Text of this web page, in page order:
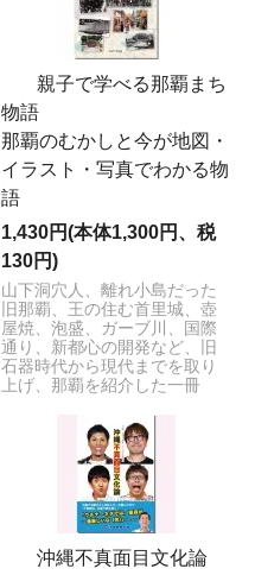
親子で学べる那覇まち
物語
那覇のむかしと今が地図・
イラスト・写真でわかる物
語
1,430円(本体1,300円、税
130円)
山下洞穴人、離れ小島だった
旧那覇、王の住む首里城、壺
屋焼、泡盛、ガーブ川、国際
通り、新都心の開発など、旧
石器時代から現代までを取り
上げ、那覇を紹介した一冊
沖縄不真面目文化論